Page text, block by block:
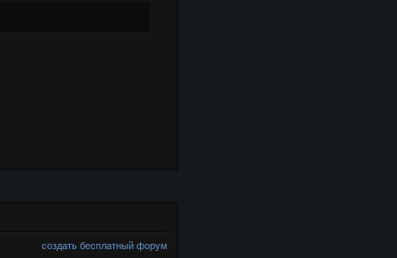
создать бесплатный форум